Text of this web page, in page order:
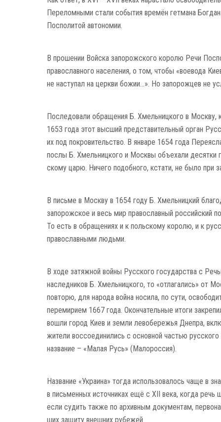
Перелом­ными стали события вре­мён гетмана
Посполитой автономии.
В прошении Войска запорожского королю Речи
православного населения, о том, чтобы «воевода
не наступал на церкви божии…». Но запорожцев не
Последовали обра­щения Б. Хмельницкого в
1653 года этот высший пред­ста­вительный орган
их под покро­вительство. В январе 1654 года
послы Б. Хмель­ницкого и Москвы объехали десятки
скому царю. Ничего подоб­ного, кстати, не было при
В письме в Москву в 1654 году Б. Хмель­ницкий
запорожское и весь мир право­славный российский
То есть в обращениях и к польскому королю, и к
православными людьми.
В ходе затяжной войны Русского государства с
наследников Б. Хмельницкого, то «отла­гались» от
повторю, для народа война носила, по сути,
перемирием 1667 года. Окончательные итоги
вошли город Киев и земли левобережья Днепра,
жители воссо­единились с основной частью
название – «Малая Русь» (Малороссия).
Название «Украина» тогда использовалось чаще в
в письменных источ­никах ещё с XII века, когда
если судить также по архивным документам,
ших защиту внешних рубежей.